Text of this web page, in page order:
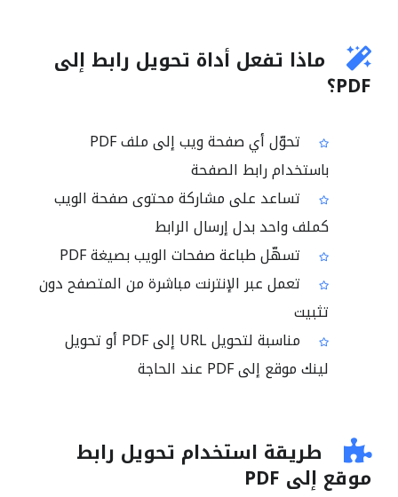
ماذا تفعل أداة تحويل رابط إلى
PDF؟
تحوّل أي صفحة ويب إلى ملف PDF
باستخدام رابط الصفحة
تساعد على مشاركة محتوى صفحة الويب
كملف واحد بدل إرسال الرابط
تسهّل طباعة صفحات الويب بصيغة PDF
تعمل عبر الإنترنت مباشرة من المتصفح دون
تثبيت
مناسبة لتحويل URL إلى PDF أو تحويل
لينك موقع إلى PDF عند الحاجة
طريقة استخدام تحويل رابط
موقع إلى PDF